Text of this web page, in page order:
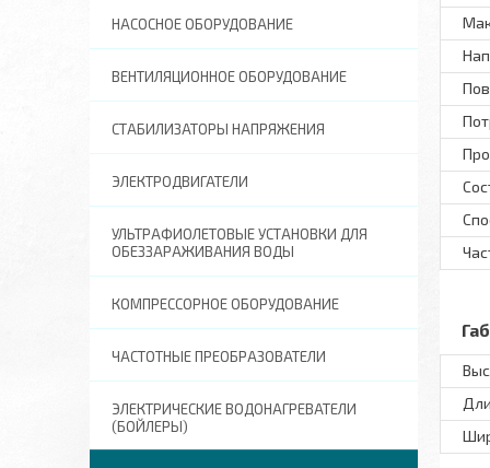
НАСОСНОЕ ОБОРУДОВАНИЕ
ВЕНТИЛЯЦИОННОЕ ОБОРУДОВАНИЕ
СТАБИЛИЗАТОРЫ НАПРЯЖЕНИЯ
ЭЛЕКТРОДВИГАТЕЛИ
УЛЬТРАФИОЛЕТОВЫЕ УСТАНОВКИ ДЛЯ
ОБЕЗЗАРАЖИВАНИЯ ВОДЫ
КОМПРЕССОРНОЕ ОБОРУДОВАНИЕ
ЧАСТОТНЫЕ ПРЕОБРАЗОВАТЕЛИ
ЭЛЕКТРИЧЕСКИЕ ВОДОНАГРЕВАТЕЛИ
(БОЙЛЕРЫ)